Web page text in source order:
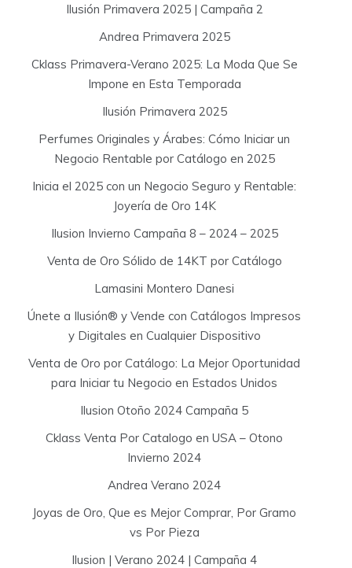
r
:
Ilusión Primavera 2025 | Campaña 2
Andrea Primavera 2025
Cklass Primavera-Verano 2025: La Moda Que Se
Impone en Esta Temporada
Ilusión Primavera 2025
Perfumes Originales y Árabes: Cómo Iniciar un
Negocio Rentable por Catálogo en 2025
Inicia el 2025 con un Negocio Seguro y Rentable:
Joyería de Oro 14K
Ilusion Invierno Campaña 8 – 2024 – 2025
Venta de Oro Sólido de 14KT por Catálogo
Lamasini Montero Danesi
Únete a Ilusión® y Vende con Catálogos Impresos
y Digitales en Cualquier Dispositivo
Venta de Oro por Catálogo: La Mejor Oportunidad
para Iniciar tu Negocio en Estados Unidos
Ilusion Otoño 2024 Campaña 5
Cklass Venta Por Catalogo en USA – Otono
Invierno 2024
Andrea Verano 2024
Joyas de Oro, Que es Mejor Comprar, Por Gramo
vs Por Pieza
Ilusion | Verano 2024 | Campaña 4